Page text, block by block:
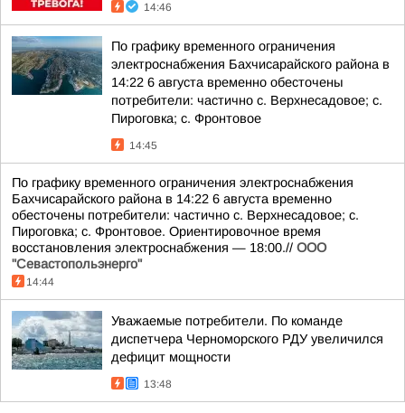
14:46
По графику временного ограничения
электроснабжения Бахчисарайского района в
14:22 6 августа временно обесточены
потребители: частично с. Верхнесадовое; с.
Пироговка; с. Фронтовое
14:45
По графику временного ограничения электроснабжения
Бахчисарайского района в 14:22 6 августа временно
обесточены потребители: частично с. Верхнесадовое; с.
Пироговка; с. Фронтовое. Ориентировочное время
восстановления электроснабжения — 18:00.// ООО
"Севастопольэнерго"
14:44
Уважаемые потребители. По команде
диспетчера Черноморского РДУ увеличился
дефицит мощности
13:48